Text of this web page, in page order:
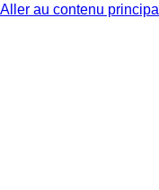
Aller au contenu principal